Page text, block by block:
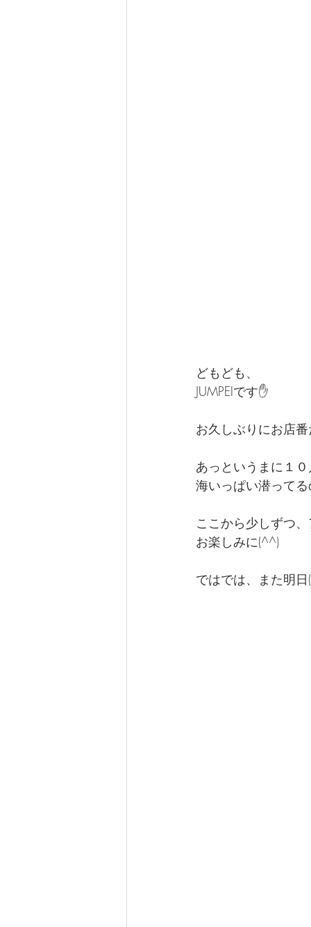
どもども、
JUMPEIです✋️
お久しぶりにお店
あっというまに１
海いっぱい潜って
ここから少しずつ
お楽しみに(^^)
ではでは、また明